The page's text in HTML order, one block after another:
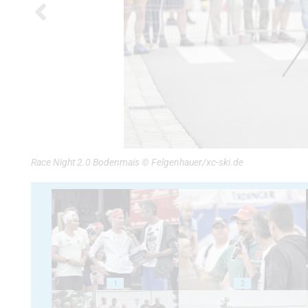
Race Night 2.0 Bodenmais © Felgenhauer/xc-ski.de
1 2